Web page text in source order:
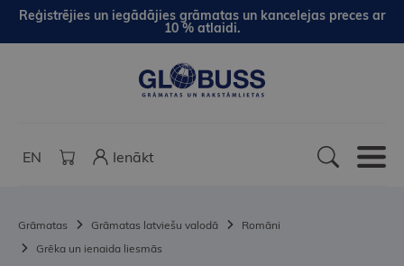
Reģistrējies un iegādājies grāmatas un kancelejas preces ar
10 % atlaidi.
EN Ienākt
Grāmatas Grāmatas latviešu valodā
Romāni
Grēka un ienaida liesmās